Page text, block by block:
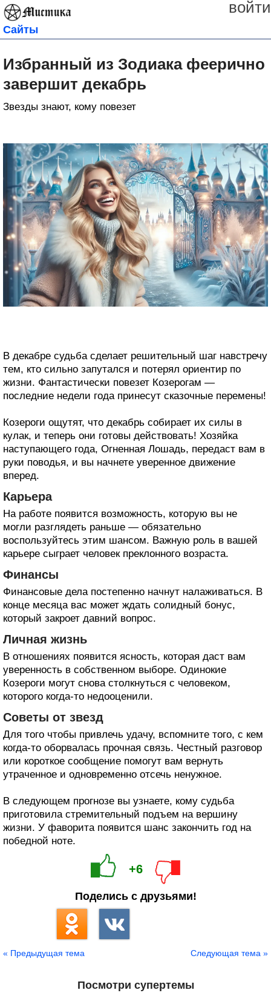
войти
Сайты
Избранный из Зодиака феерично
завершит декабрь
Звезды знают, кому повезет
В декабре судьба сделает решительный шаг навстречу
тем, кто сильно запутался и потерял ориентир по
жизни. Фантастически повезет Козерогам —
последние недели года принесут сказочные перемены!
Козероги ощутят, что декабрь собирает их силы в
кулак, и теперь они готовы действовать! Хозяйка
наступающего года, Огненная Лошадь, передаст вам в
руки поводья, и вы начнете уверенное движение
вперед.
Карьера
На работе появится возможность, которую вы не
могли разглядеть раньше — обязательно
воспользуйтесь этим шансом. Важную роль в вашей
карьере сыграет человек преклонного возраста.
Финансы
Финансовые дела постепенно начнут налаживаться. В
конце месяца вас может ждать солидный бонус,
который закроет давний вопрос.
Личная жизнь
В отношениях появится ясность, которая даст вам
уверенность в собственном выборе. Одинокие
Козероги могут снова столкнуться с человеком,
которого когда-то недооценили.
Советы от звезд
Для того чтобы привлечь удачу, вспомните того, с кем
когда-то оборвалась прочная связь. Честный разговор
или короткое сообщение помогут вам вернуть
утраченное и одновременно отсечь ненужное.
В следующем прогнозе вы узнаете, кому судьба
приготовила стремительный подъем на вершину
жизни. У фаворита появится шанс закончить год на
победной ноте.
+6
Поделись с друзьями!
« Предыдущая тема Следующая тема »
Посмотри супертемы